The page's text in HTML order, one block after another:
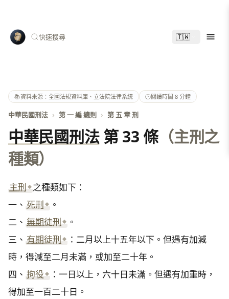
快速搜尋 🇹🇼
📚資料來源：全國法規資料庫、立法院法律系統 🕑閱讀時間 8 分鐘
中華民國刑法 › 第 一 編 總則 › 第 五 章 刑
中華民國刑法第 33 條（主刑之
種類）
主刑
之種類如下：
一、 死刑
。
二、 無期徒刑
。
三、 有期徒刑
：二月以上十五年以下。但遇有加減
時，得減至二月未滿，或加至二十年。
四、 拘役
：一日以上，六十日未滿。但遇有加重時，
得加至一百二十日。